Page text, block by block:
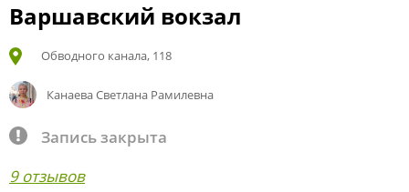
Варшавский вокзал
Обводного канала, 118
Канаева Светлана Рамилевна
Запись закрыта
9 отзывов